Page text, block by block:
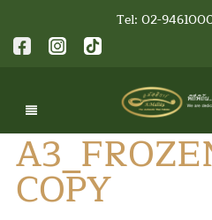
Tel: 02-
COPY